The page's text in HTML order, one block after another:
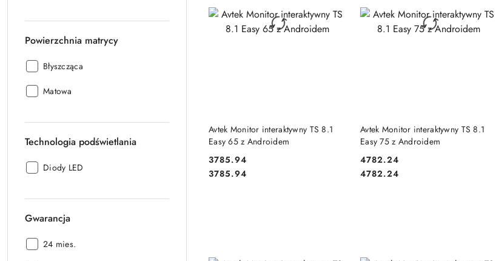
Powierzchnia matrycy
Powierzchnia
Błyszcząca
Powierzchnia
Matowa
Technologia podświetlania
Technologia
Diody LED
Gwarancja
Gwarancja:
24 mies.
Avtek Monitor interaktywny TS 8.1
Easy 65 z Androidem
Cena:
3785.94
Cena:
3785.94
DO KOSZYKA
Avtek Monitor interaktywny TS 8.1
Easy 75 z Androidem
Cena:
4782.24
Cena:
4782.24
DO KOSZYKA